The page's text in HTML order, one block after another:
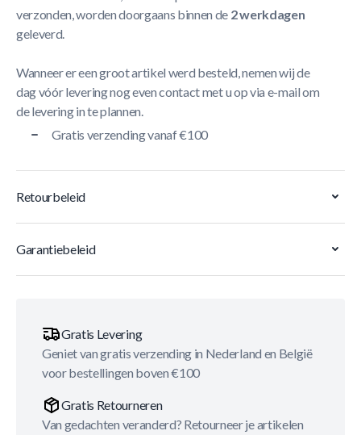
verzonden, worden doorgaans binnen de 2 werkdagen
geleverd.
Wanneer er een groot artikel werd besteld, nemen wij de
dag vóór levering nog even contact met u op via e-mail om
de levering in te plannen.
Gratis verzending vanaf €100
Retourbeleid
Garantiebeleid
Gratis Levering
Geniet van gratis verzending in Nederland en België
voor bestellingen boven €100
Gratis Retourneren
Van gedachten veranderd? Retourneer je artikelen